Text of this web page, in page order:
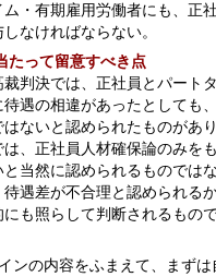
・有期雇用労働者にも、正
なければならない。
たって留意すべき点
判決では、正社員とパート
遇の相違があったとしても
ないと認められたものがあ
は、正社員人材確保論のみを
当然に認められるものでは
待遇差が不合理と認められる
も照らして判断されるもの
ンの内容をふまえて、まずは